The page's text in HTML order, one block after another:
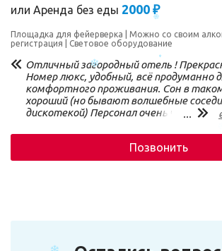
или Аренда без еды 2000 ₽
Площадка для фейерверка Можно со своим
регистрация
Световое оборудование
Отличный загородный отель !
Номер люкс, удобный, всё продуманно
комфортного проживания. Сон в
хороший (но бывают волшебные
дискотекой) Персонал очень чуткий,
отличный! Меню, для любых
хороший, уже, правда требует
свои выполняет, а так же: бани,
...
Позвонить